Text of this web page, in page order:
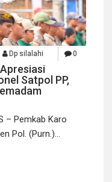
Dp silalahi 0
Satpol PP,
– Pemkab Karo
Pol. (Purn.)...